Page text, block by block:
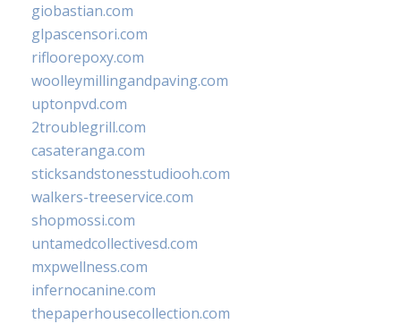
giobastian.com
glpascensori.com
rifloorepoxy.com
woolleymillingandpaving.com
uptonpvd.com
2troublegrill.com
casateranga.com
sticksandstonesstudiooh.com
walkers-treeservice.com
shopmossi.com
untamedcollectivesd.com
mxpwellness.com
infernocanine.com
thepaperhousecollection.com